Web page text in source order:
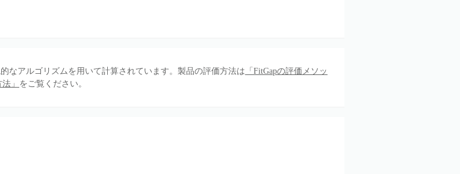
なアルゴリズムを用いて計算されています。製品の評価方法は 「FitGapの評価メソッ
」 をご覧ください。